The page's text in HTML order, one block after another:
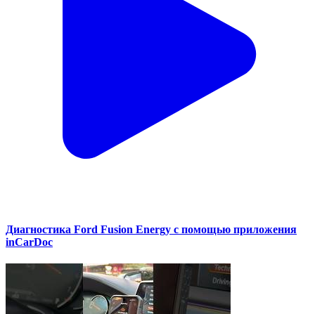
Диагностика Ford Fusion Energy с помощью приложения
inCarDoc